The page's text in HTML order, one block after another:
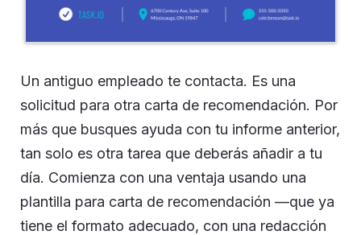
Un antiguo empleado te contacta. Es una
solicitud para otra carta de recomendación. Por
más que busques ayuda con tu informe anterior,
tan solo es otra tarea que deberás añadir a tu
día. Comienza con una ventaja usando una
plantilla para carta de recomendación —que ya
tiene el formato adecuado, con una redacción